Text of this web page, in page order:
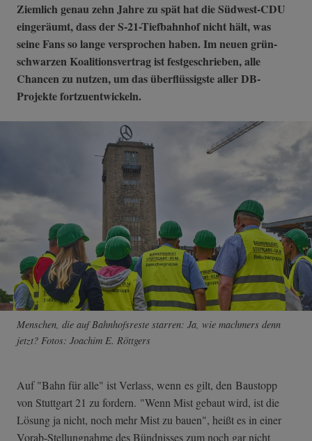
Ziemlich genau zehn Jahre zu spät hat die Südwest-CDU
eingeräumt, dass der S-21-Tiefbahnhof nicht hält, was
seine Fans so lange versprochen haben. Im neuen grün-
schwarzen Koalitionsvertrag ist festgeschrieben, alle
Chancen zu nutzen, um das überflüssigste aller DB-
Projekte fortzuentwickeln.
Menschen, die auf Bahnhofsreste starren: Ja, wie machmers denn
jetzt? Fotos: Joachim E. Röttgers
Auf "Bahn für alle" ist Verlass, wenn es gilt, den Baustopp
von Stuttgart 21 zu fordern. "Wenn Mist gebaut wird, ist die
Lösung ja nicht, noch mehr Mist zu bauen", heißt es in einer
Vorab-Stellungnahmedes Bündnisses zum noch gar nicht